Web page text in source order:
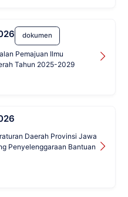
dokumen
Pemajuan Ilmu
Tahun 2025-2029
Daerah Provinsi Jawa
Penyelenggaraan Bantuan